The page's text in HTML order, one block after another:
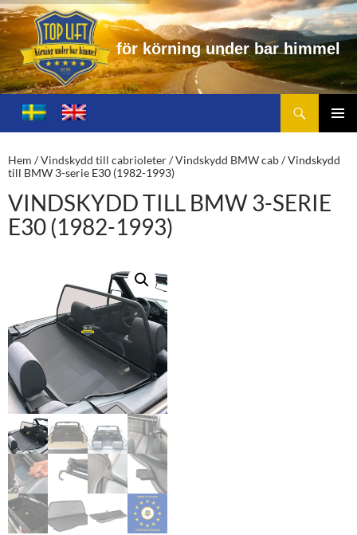
för körning under bar himme
Toplift.se – för körning under bar himmel
HOPPA
TILL
Hem /Vindskydd till cabrioleter/Vindskydd BMW cab/ Vindskydd
till BMW 3-serie E30 (1982-1993)
VINDSKYDD TILL BMW 3-SERIE
E30 (1982-1993)